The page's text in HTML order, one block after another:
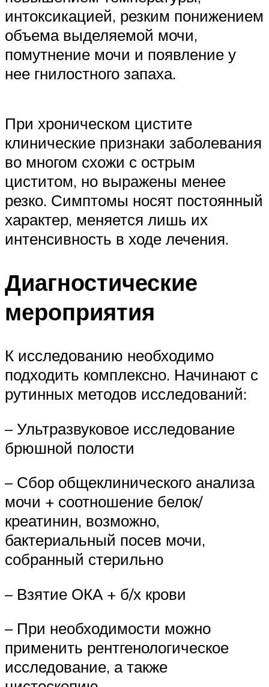
интоксикацией, резким понижением
объема выделяемой мочи,
помутнение мочи и появление у
нее гнилостного запаха.
При хроническом цистите
клинические признаки заболевания
во многом схожи с острым
циститом, но выражены менее
резко. Симптомы носят постоянный
характер, меняется лишь их
интенсивность в ходе лечения.
Диагностические
мероприятия
К исследованию необходимо
подходить комплексно. Начинают с
рутинных методов исследований:
– Ультразвуковое исследование
брюшной полости
– Сбор общеклинического анализа
мочи + соотношение белок/
креатинин, возможно,
бактериальный посев мочи,
собранный стерильно
– Взятие ОКА + б/х крови
– При необходимости можно
применить рентгенологическое
исследование, а также